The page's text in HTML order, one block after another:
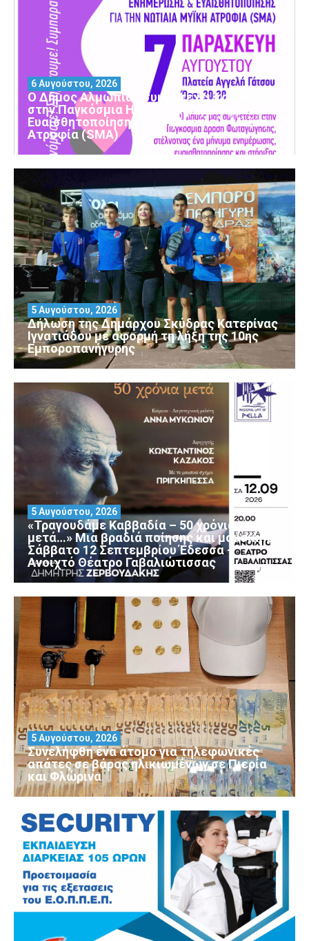
Ο Δήμος Αλμωπίας συμμετέχει και φέτος
στην Παγκόσμια Ημέρα Ενημέρωσης και
Ευαισθητοποίησης για τη Νωτιαία Μυϊκή
Ατροφία (SMA)
6 Αυγούστου, 2026
Δήλωση της Δημάρχου Σκύδρας Κατερίνας
Ιγνατιάδου με αφορμή τη λήξη της 10ης
Εμποροπανήγυρης
5 Αυγούστου, 2026
«Τραγουδάμε Καββαδία – 50 χρόνια
μετά…» Μια βραδιά ποίησης και μουσικής
Σάββατο 12 Σεπτεμβρίου Έδεσσα –
Ανοιχτό Θέατρο Γαβαλιώτισσας
5 Αυγούστου, 2026
Συνελήφθη ένα άτομο για τηλεφωνικές
απάτες σε βάρος ηλικιωμένων σε Πιερία
και Φλώρινα
5 Αυγούστου, 2026